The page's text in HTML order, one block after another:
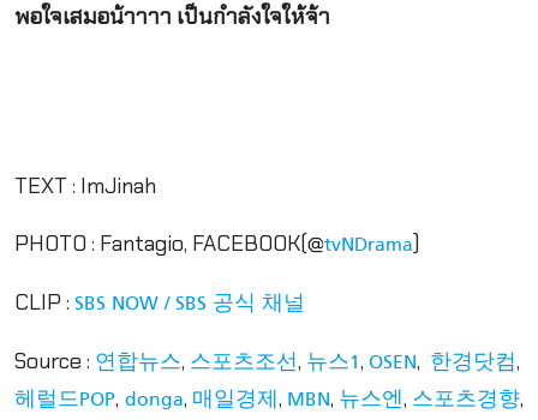
พอใจเสมอน้าาาา เป็นกำลังใจให้จ้า
TEXT : ImJinah
PHOTO : Fantagio, FACEBOOK(@tvNDrama)
CLIP : SBS NOW / SBS 공식 채널
Source : 연합뉴스, 스포츠조선, 뉴스1, OSEN, 한경닷컴,
헤럴드POP, donga, 매일경제, MBN, 뉴스엔, 스포츠경향,